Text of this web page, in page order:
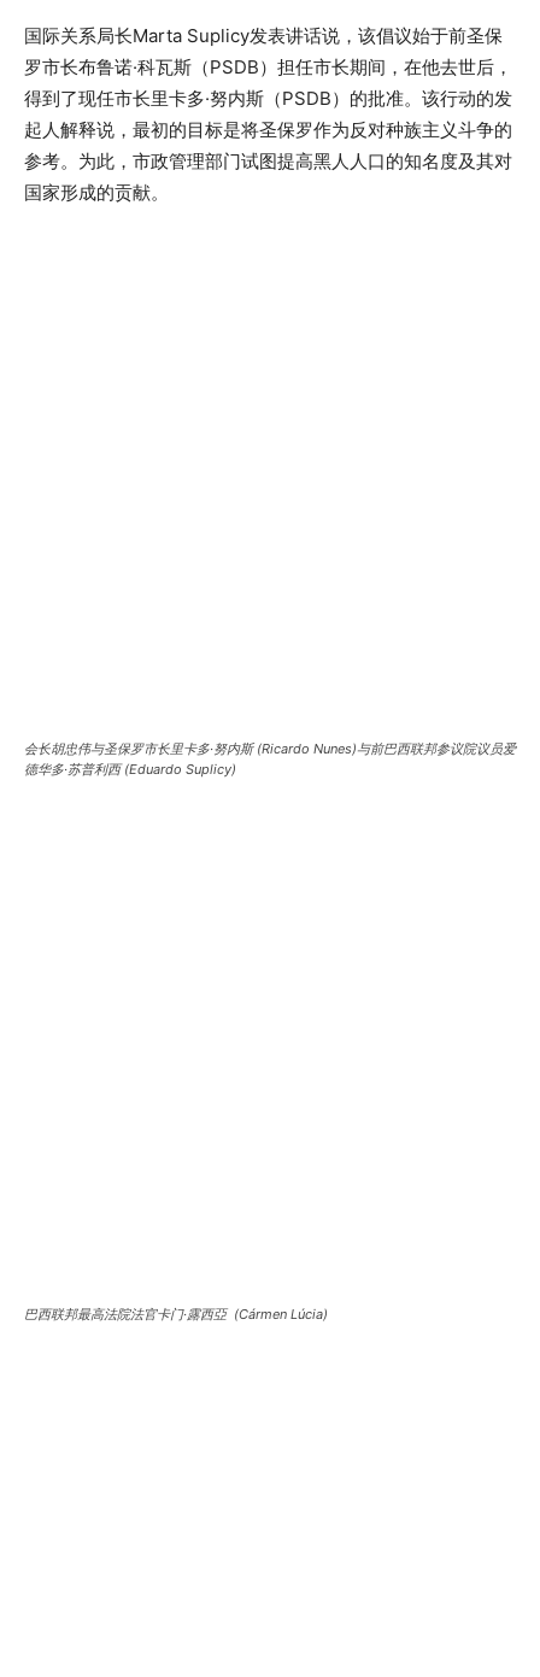
国际关系局长Marta Suplicy发表讲话说，该倡议始于前圣保
罗市长布鲁诺·科瓦斯（PSDB）担任市长期间，在他去世后，
得到了现任市长里卡多·努内斯（PSDB）的批准。该行动的发
起人解释说，最初的目标是将圣保罗作为反对种族主义斗争的
参考。为此，市政管理部门试图提高黑人人口的知名度及其对
国家形成的贡献。
会长胡忠伟与圣保罗市长里卡多·努内斯 (Ricardo Nunes)与前巴西联邦参议院议员爱
德华多·苏普利西 (Eduardo Suplicy)
巴西联邦最高法院法官卡门·露西亞 (Cármen Lúcia)